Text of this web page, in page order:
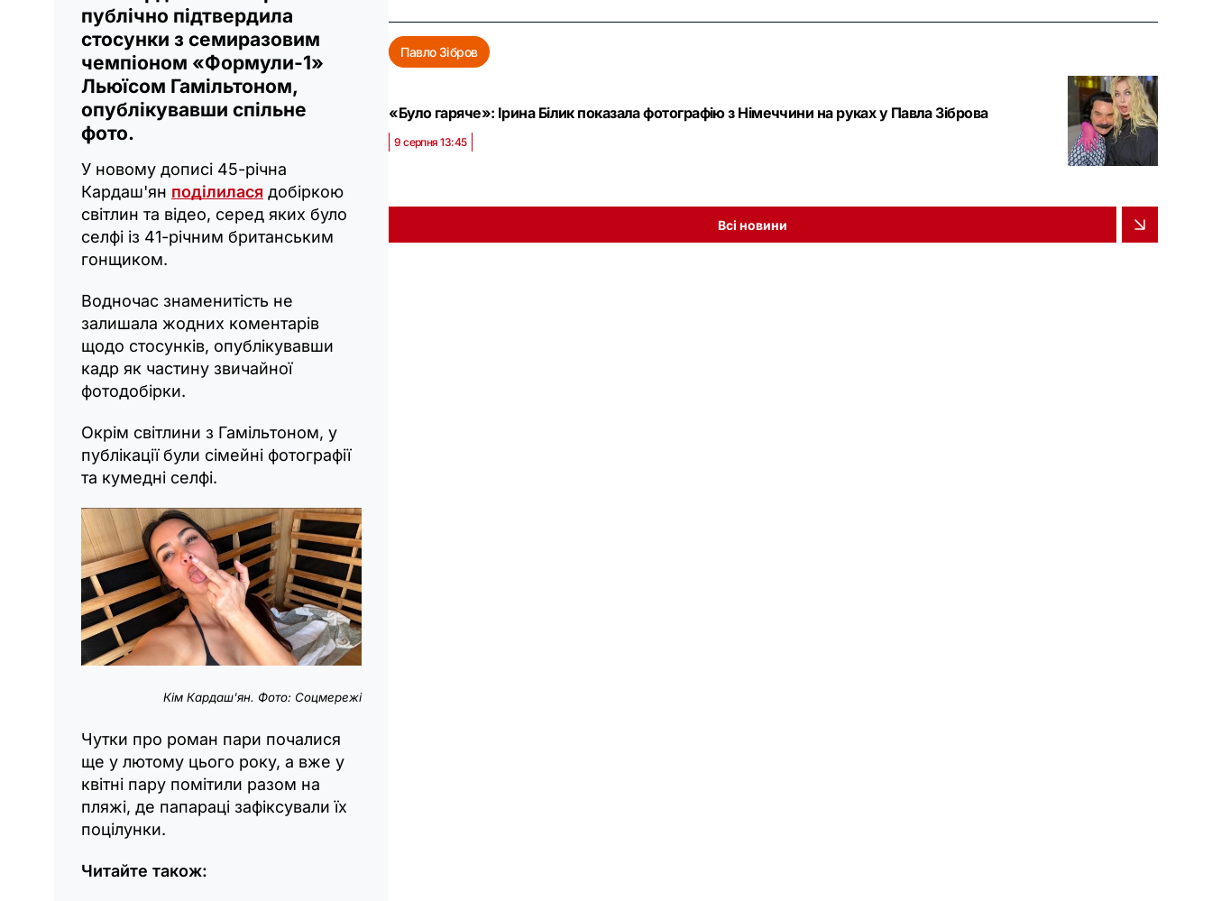
публічно підтвердила
стосунки з семиразовим
чемпіоном «Формули-1»
Льюїсом Гамільтоном,
опублікувавши спільне
фото.
У новому дописі 45-річна
Кардаш'ян поділилася добіркою
світлин та відео, серед яких було
селфі із 41-річним британським
гонщиком.
Водночас знаменитість не
залишала жодних коментарів
щодо стосунків, опублікувавши
кадр як частину звичайної
фотодобірки.
Окрім світлини з Гамільтоном, у
публікації були сімейні фотографії
та кумедні селфі.
Кім Кардаш'ян. Фото: Соцмережі
Чутки про роман пари почалися
ще у лютому цього року, а вже у
квітні пару помітили разом на
пляжі, де папараці зафіксували їх
поцілунки.
Читайте також:
Павло Зібров
«Було гаряче»: Ірина Білик показала фотографію з Німеччини на руках у Павла Зіброва
9 серпня 13:45
Всі новини